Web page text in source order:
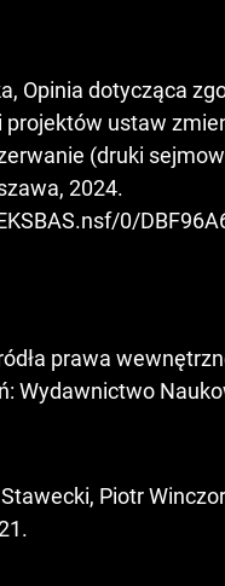
Opinia dotycząca
ustaw
(druki
2024.
0/
prawa
Wydawnictwo
Piotr